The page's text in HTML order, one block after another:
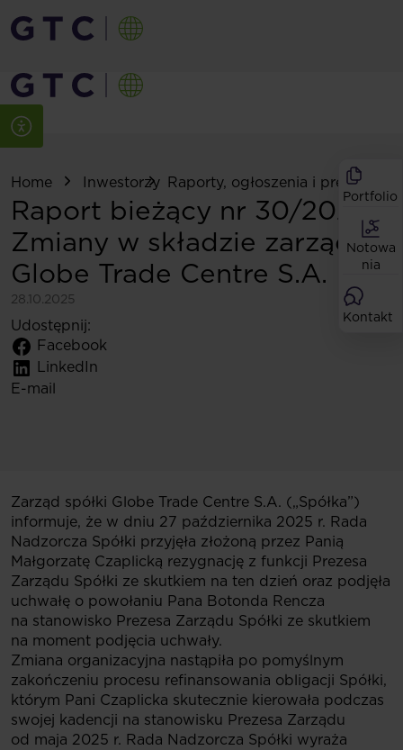
Portfolio
Notowa
nia
Kontakt
Home Inwestorzy Raporty, ogłoszenia i prezentacje
Raport bieżący nr 30/2025:
Zmiany w składzie zarządu
Globe Trade Centre S.A.
28.10.2025
Udostępnij:
Facebook
LinkedIn
E-mail
Zarząd spółki Globe Trade Centre S.A. („Spółka”)
informuje, że w dniu 27 października 2025 r. Rada
Nadzorcza Spółki przyjęła złożoną przez Panią
Małgorzatę Czaplicką rezygnację z funkcji Prezesa
Zarządu Spółki ze skutkiem na ten dzień oraz podjęła
uchwałę o powołaniu Pana Botonda Rencza
na stanowisko Prezesa Zarządu Spółki ze skutkiem
na moment podjęcia uchwały.
Zmiana organizacyjna nastąpiła po pomyślnym
zakończeniu procesu refinansowania obligacji Spółki,
którym Pani Czaplicka skutecznie kierowała podczas
swojej kadencji na stanowisku Prezesa Zarządu
od maja 2025 r. Rada Nadzorcza Spółki wyraża